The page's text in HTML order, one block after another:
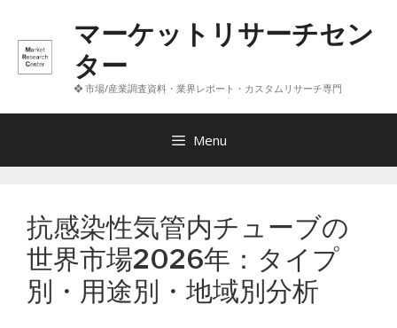
へ
マーケットリサーチセン
ター
❖ 市場/産業調査資料・業界レポート・カスタムリサーチ専門
Menu
抗感染性気管内チューブの
世界市場2026年：タイプ
別・用途別・地域別分析